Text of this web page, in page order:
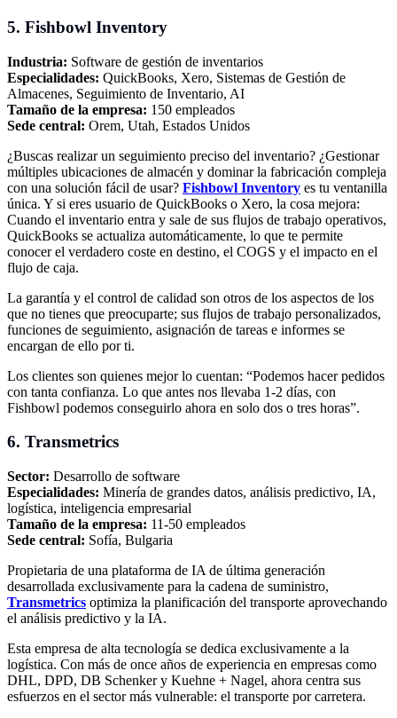
5. Fishbowl Inventory
Industria: Software de gestión de inventarios
Especialidades: QuickBooks, Xero, Sistemas de Gestión de
Almacenes, Seguimiento de Inventario, AI
Tamaño de la empresa: 150 empleados
Sede central: Orem, Utah, Estados Unidos
¿Buscas realizar un seguimiento preciso del inventario? ¿Gestionar
múltiples ubicaciones de almacén y dominar la fabricación compleja
con una solución fácil de usar? Fishbowl Inventory es tu ventanilla
única. Y si eres usuario de QuickBooks o Xero, la cosa mejora:
Cuando el inventario entra y sale de sus flujos de trabajo operativos,
QuickBooks se actualiza automáticamente, lo que te permite
conocer el verdadero coste en destino, el COGS y el impacto en el
flujo de caja.
La garantía y el control de calidad son otros de los aspectos de los
que no tienes que preocuparte; sus flujos de trabajo personalizados,
funciones de seguimiento, asignación de tareas e informes se
encargan de ello por ti.
Los clientes son quienes mejor lo cuentan: “Podemos hacer pedidos
con tanta confianza. Lo que antes nos llevaba 1-2 días, con
Fishbowl podemos conseguirlo ahora en solo dos o tres horas”.
6. Transmetrics
Sector: Desarrollo de software
Especialidades: Minería de grandes datos, análisis predictivo, IA,
logística, inteligencia empresarial
Tamaño de la empresa: 11-50 empleados
Sede central: Sofía, Bulgaria
Propietaria de una plataforma de IA de última generación
desarrollada exclusivamente para la cadena de suministro,
Transmetrics optimiza la planificación del transporte aprovechando
el análisis predictivo y la IA.
Esta empresa de alta tecnología se dedica exclusivamente a la
logística. Con más de once años de experiencia en empresas como
DHL, DPD, DB Schenker y Kuehne + Nagel, ahora centra sus
esfuerzos en el sector más vulnerable: el transporte por carretera.